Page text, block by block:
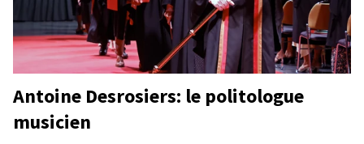
Antoine Desrosiers: le politologue
musicien